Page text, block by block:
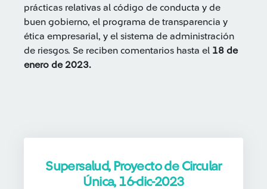
prácticas relativas al código de conducta y de
buen gobierno, el programa de transparencia y
ética empresarial, y el sistema de administración
de riesgos. Se reciben comentarios hasta el 18 de
enero de 2023.
Supersalud, Proyecto de Circular
Única, 16-dic-2023